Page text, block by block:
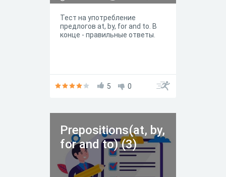
Тест на употребление
предлогов at, by, for and to. В
конце - правильные ответы.
5 0
Prepositions(at, by,
for and to) (3)